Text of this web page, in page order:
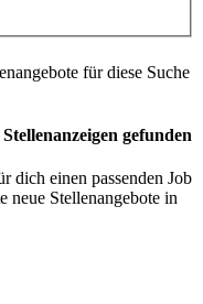
für diese Suche
gefunden
dich einen passenden Job
neue Stellenangebote in